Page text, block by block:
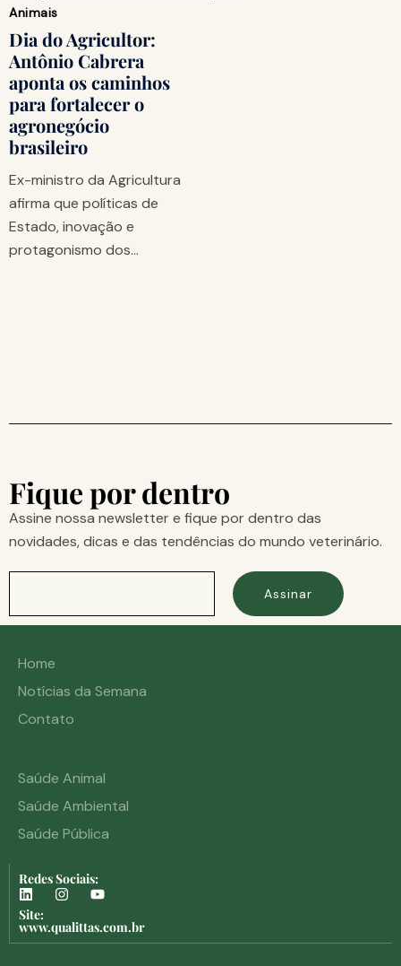
Animais
Dia do Agricultor:
Antônio Cabrera
aponta os caminhos
para fortalecer o
agronegócio
brasileiro
Ex-ministro da Agricultura
afirma que políticas de
Estado, inovação e
protagonismo dos…
Fique por dentro
Assine nossa newsletter e fique por dentro das
novidades, dicas e das tendências do mundo veterinário.
Assinar
Home
Notícias da Semana
Contato
Saúde Animal
Saúde Ambiental
Saúde Pública
Redes Sociais:
Site:
www.qualittas.com.br